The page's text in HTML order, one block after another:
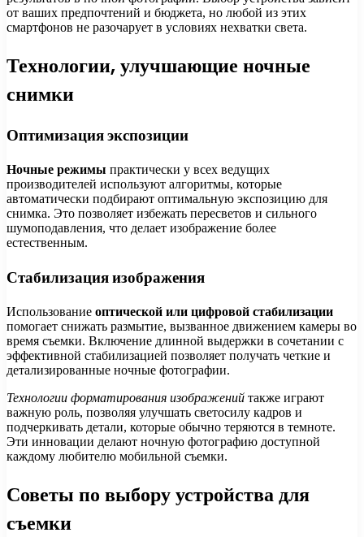
от ваших предпочтений и бюджета, но любой из этих
смартфонов не разочарует в условиях нехватки света.
Технологии, улучшающие ночные
снимки
Оптимизация экспозиции
Ночные режимы практически у всех ведущих
производителей используют алгоритмы, которые
автоматически подбирают оптимальную экспозицию для
снимка. Это позволяет избежать пересветов и сильного
шумоподавления, что делает изображение более
естественным.
Стабилизация изображения
Использование оптической или цифровой стабилизации
помогает снижать размытие, вызванное движением камеры во
время съемки. Включение длинной выдержки в сочетании с
эффективной стабилизацией позволяет получать четкие и
детализированные ночные фотографии.
Технологии форматирования изображений также играют
важную роль, позволяя улучшать светосилу кадров и
подчеркивать детали, которые обычно теряются в темноте.
Эти инновации делают ночную фотографию доступной
каждому любителю мобильной съемки.
Советы по выбору устройства для
съемки